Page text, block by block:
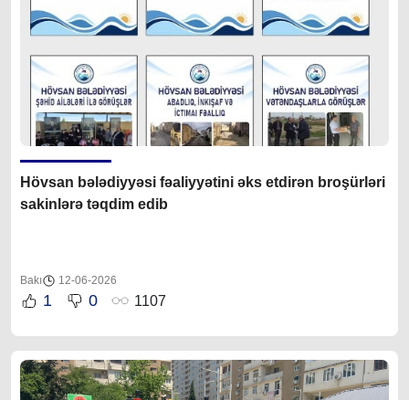
Hövsan bələdiyyəsi fəaliyyətini əks etdirən broşürləri
sakinlərə təqdim edib
Bakı 12-06-2026
1 0 1107